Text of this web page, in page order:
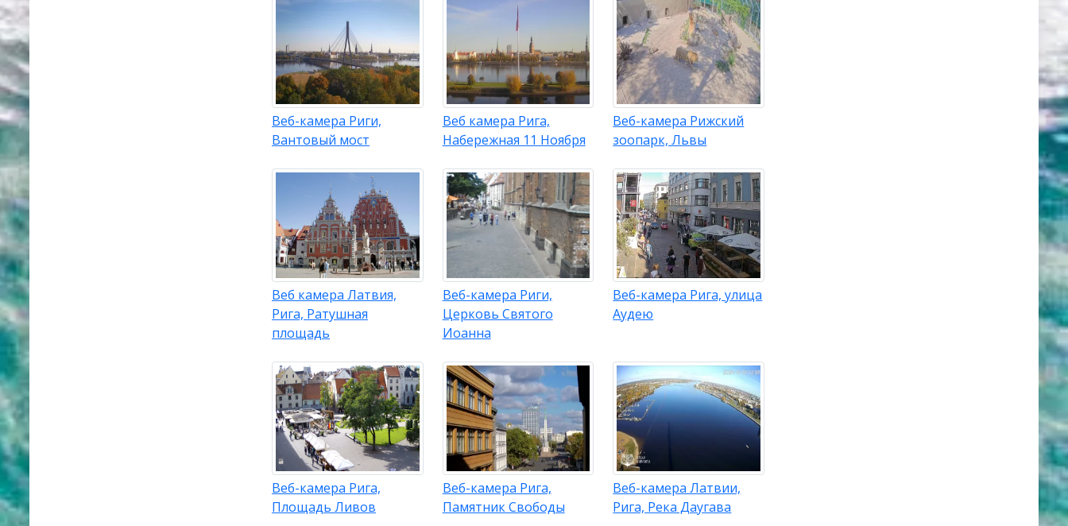
Веб-камера Риги,
Вантовый мост
Веб камера Рига,
Набережная 11 Ноября
Веб-камера Рижский
зоопарк, Львы
Веб камера Латвия,
Рига, Ратушная
площадь
Веб-камера Риги,
Церковь Святого
Иоанна
Веб-камера Рига, улица
Аудею
Веб-камера Рига,
Площадь Ливов
Веб-камера Рига,
Памятник Свободы
Веб-камера Латвии,
Рига, Река Даугава